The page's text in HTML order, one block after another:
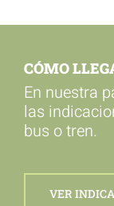
CÓMO
En nuestra
las
bus o tren.
VER